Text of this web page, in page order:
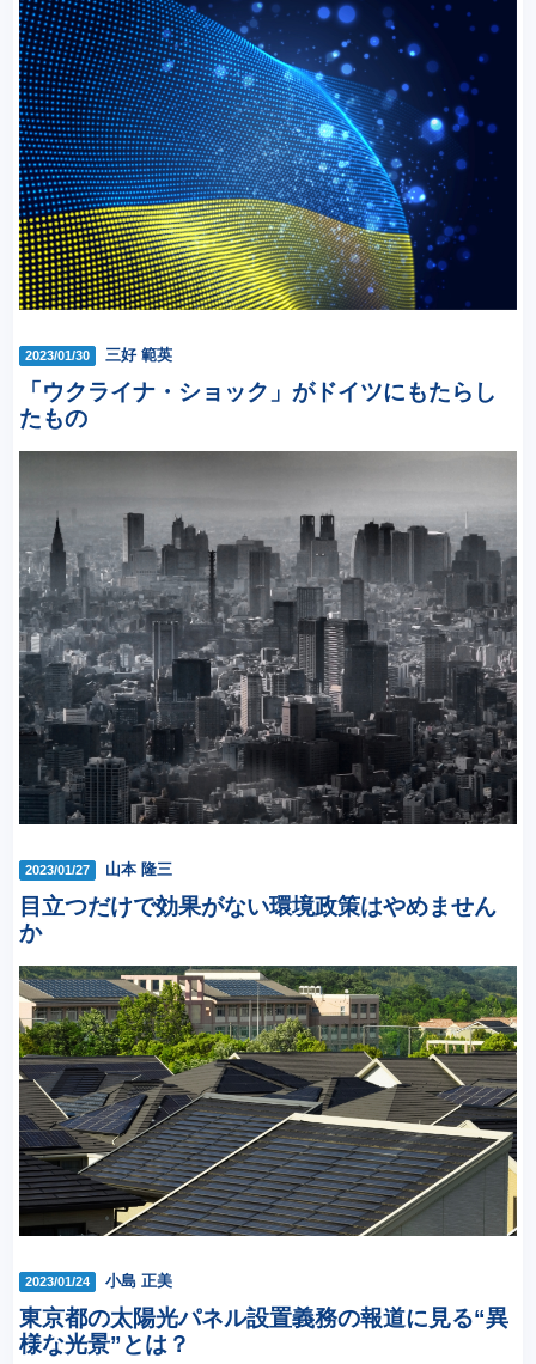
2023/01/30 三好 範英
「ウクライナ・ショック」がドイツにもたらし
たもの
2023/01/27 山本 隆三
目立つだけで効果がない環境政策はやめません
か
2023/01/24 小島 正美
東京都の太陽光パネル設置義務の報道に見る“異
様な光景”とは？